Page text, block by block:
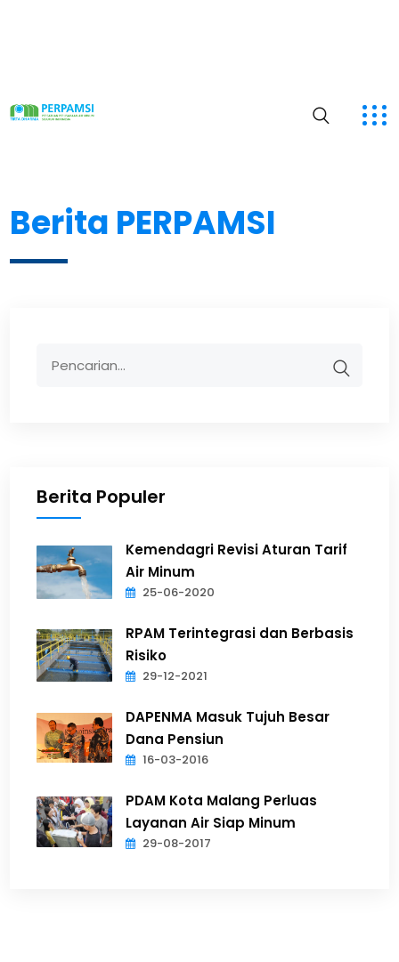
Berita PERPAMSI
Berita Populer
Kemendagri Revisi Aturan Tarif
Air Minum
25-06-2020
RPAM Terintegrasi dan Berbasis
Risiko
29-12-2021
DAPENMA Masuk Tujuh Besar
Dana Pensiun
16-03-2016
PDAM Kota Malang Perluas
Layanan Air Siap Minum
29-08-2017